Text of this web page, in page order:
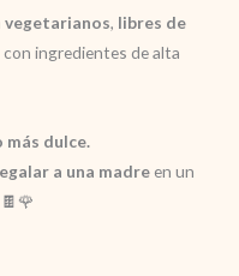
vegetarianos, libres de
con ingredientes de alta
más dulce.
a una madre en un